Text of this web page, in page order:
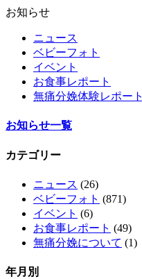
お知らせ
ニュース
ベビーフォト
イベント
お食事レポート
無痛分娩体験レポート
お知らせ一覧
カテゴリー
ニュース (26)
ベビーフォト (871)
イベント (6)
お食事レポート (49)
無痛分娩について (1)
年月別